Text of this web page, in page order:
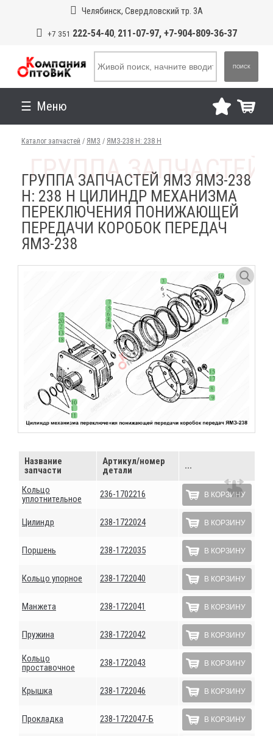
Челябинск, Свердловский тр. 3А
+7 351 222-54-40, 211-07-97, +7-904-809-36-37
ПОИСК
Меню
Каталог запчастей / ЯМЗ / ЯМЗ-238 Н: 238 Н
ГРУППА ЗАПЧАСТЕЙ ЯМЗ ЯМЗ-238
Н: 238 Н ЦИЛИНДР МЕХАНИЗМА
ПЕРЕКЛЮЧЕНИЯ ПОНИЖАЮЩЕЙ
ПЕРЕДАЧИ КОРОБОК ПЕРЕДАЧ
ЯМЗ-238
Название
запчасти
Артикул/номер
детали
...
Кольцо
уплотнительное
236-1702216 В КОРЗИНУ
Цилиндр 238-1722024 В КОРЗИНУ
Поршень 238-1722035 В КОРЗИНУ
Кольцо упорное 238-1722040 В КОРЗИНУ
Манжета 238-1722041 В КОРЗИНУ
Пружина 238-1722042 В КОРЗИНУ
Кольцо
проставочное
238-1722043 В КОРЗИНУ
Крышка 238-1722046 В КОРЗИНУ
Прокладка 238-1722047-Б В КОРЗИНУ